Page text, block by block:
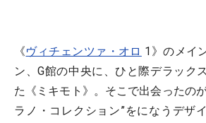
《ヴィチェンツァ・オロ 1》のメイ
ン、G館の中央に、ひと際デラック
た《ミキモト》。そこで出会ったの
ラノ・コレクション”をになうデザイ